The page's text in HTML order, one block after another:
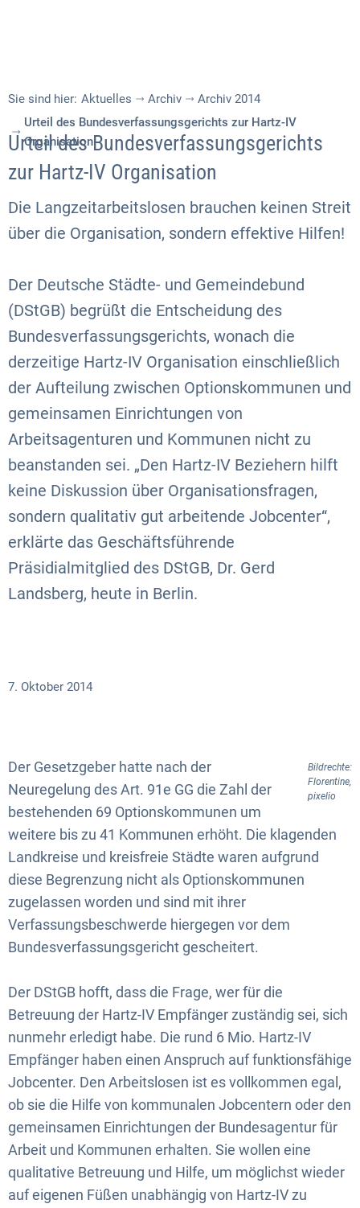
Sie sind hier: Aktuelles Archiv
Archiv 2014
Urteil des Bundesverfassungsgerichts zur Hartz-IV
Organisation
Urteil des Bundesverfassungsgerichts
zur Hartz-IV Organisation
Die Langzeitarbeitslosen brauchen keinen Streit
über die Organisation, sondern effektive Hilfen!
Der Deutsche Städte- und Gemeindebund
(DStGB) begrüßt die Entscheidung des
Bundesverfassungsgerichts, wonach die
derzeitige Hartz-IV Organisation einschließlich
der Aufteilung zwischen Optionskommunen und
gemeinsamen Einrichtungen von
Arbeitsagenturen und Kommunen nicht zu
beanstanden sei. „Den Hartz-IV Beziehern hilft
keine Diskussion über Organisationsfragen,
sondern qualitativ gut arbeitende Jobcenter“,
erklärte das Geschäftsführende
Präsidialmitglied des DStGB, Dr. Gerd
Landsberg, heute in Berlin.
7. Oktober 2014
Bildrechte:
Florentine,
pixelio
Der Gesetzgeber hatte nach der
Neuregelung des Art. 91e GG die Zahl der
bestehenden 69 Optionskommunen um
weitere bis zu 41 Kommunen erhöht. Die klagenden
Landkreise und kreisfreie Städte waren aufgrund
diese Begrenzung nicht als Optionskommunen
zugelassen worden und sind mit ihrer
Verfassungsbeschwerde hiergegen vor dem
Bundesverfassungsgericht gescheitert.
Der DStGB hofft, dass die Frage, wer für die
Betreuung der Hartz-IV Empfänger zuständig sei, sich
nunmehr erledigt habe. Die rund 6 Mio. Hartz-IV
Empfänger haben einen Anspruch auf funktionsfähige
Jobcenter. Den Arbeitslosen ist es vollkommen egal,
ob sie die Hilfe von kommunalen Jobcentern oder den
gemeinsamen Einrichtungen der Bundesagentur für
Arbeit und Kommunen erhalten. Sie wollen eine
qualitative Betreuung und Hilfe, um möglichst wieder
auf eigenen Füßen unabhängig von Hartz-IV zu